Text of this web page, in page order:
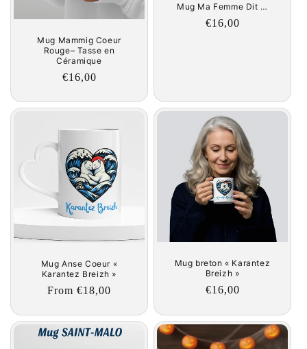
o
Mug Mammig Coeur
Rouge– Tasse en
Céramique
Regular
€16,00
Mug Ma Femme Dit …
Regular
€16,00
Mug Anse Coeur «
Karantez Breizh »
Regular
From €18,00
Mug breton « Karantez
Breizh »
Regular
€16,00